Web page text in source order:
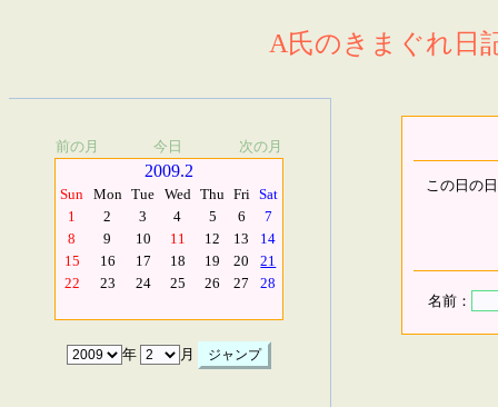
A氏のきまぐれ日
前の月 今日 次の月
2009.2
Sun Mon Tue Wed Thu Fri Sat
1
2 3 4 5 6
7
8
9 10 11 12 13
14
15
16 17 18 19 20
21
22
23 24 25 26 27 28
年 月
この日の
名前：